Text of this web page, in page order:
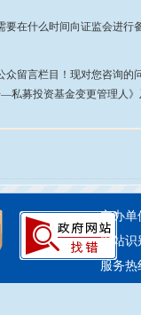
要在什么时间向证监会进行
留言栏目！现对您咨询的
—私募投资基金变更管理人
主办单
网站
服务热